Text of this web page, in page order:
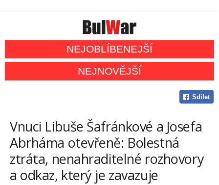
NEJOBLÍBENEJŠÍ
NEJNOVĚJŠÍ
Sdílet
Vnuci Libuše Šafránkové a Josefa
Abrháma otevřeně: Bolestná
ztráta, nenahraditelné rozhovory
a odkaz, který je zavazuje